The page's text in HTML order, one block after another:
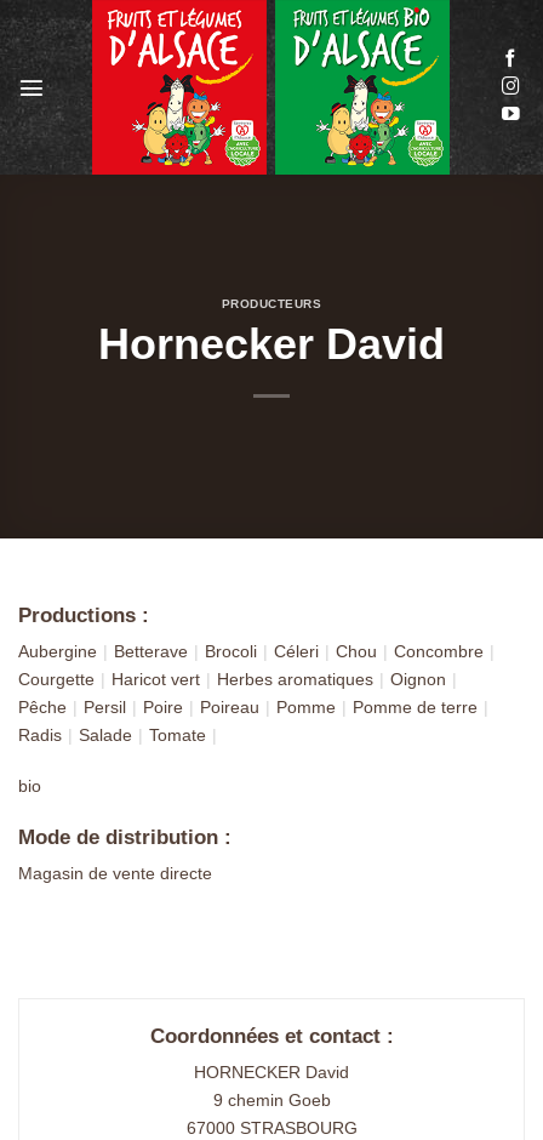
Passer
au
contenu
PRODUCTEURS
Hornecker David
Productions :
Aubergine Betterave Brocoli Céleri Chou
Concombre
Courgette
Haricot vert Herbes aromatiques
Oignon
Pêche
Persil Poire Poireau Pomme
Pomme de terre
Radis
Salade Tomate
bio
Mode de distribution :
Magasin de vente directe
Coordonnées et contact :
HORNECKER David
9 chemin Goeb
67000 STRASBOURG